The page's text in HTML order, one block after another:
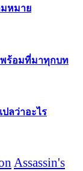
มหมาย
พร้อมที่มาทุกบท
ลว่าอะไร
Assassin's